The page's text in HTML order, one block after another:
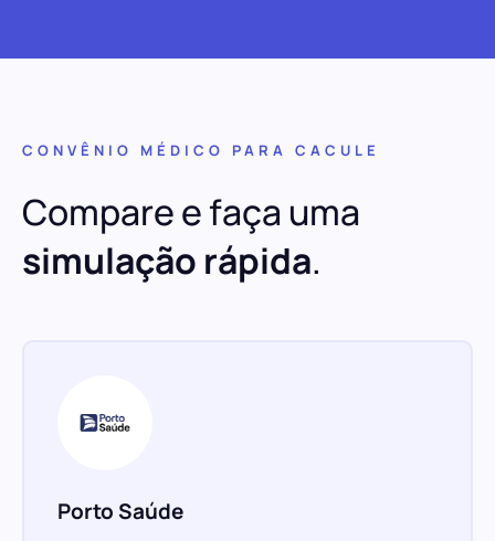
CONVÊNIO MÉDICO PARA CACULE
Compare e faça uma
simulação rápida.
Porto Saúde